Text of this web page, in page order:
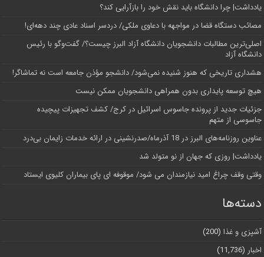
یادداشت| چرا دانشگاه باید نقش خود را بازآرایی کند؟
مصائب دستگاه قضا در مواجهه با دعاوی ملکی/ دردسر اسناد عادی چند‌ دهه‌ای!
اصلی‌ترین مطالبات دانشجویان دانشگاه آزاد البرز چیست؟/ گفت‌وگو با رئیس
دانشگاه آز‌اد
هشداری تاریخی که هنوز شنیده نمی‌شود/ دانشجو مؤذن جامعه است نه تماشاگر!
هیچ توسعه پایداری بدون همراهی دانشجویان ممکن نیست
جزئیات جدید از پرونده جاسوس اسرائیل در کرج/‌ کشف تجهیزات پیچیده
جاسوسی از متهم
عناوین روزنامه‌های البرز در ‌18 آذرماه/صدرنشینی در ارائه خدمات زایمان بی‌درد
یادداشت| روزی که جهان از نو متولد شد
وقتی وقف چراغ امید نیازمندان می شود/ موقوفه ای پای بیماران کلیوی ایستاد
دسته‌ها
آشپزی و غذا (200)
اخبار (11,736)